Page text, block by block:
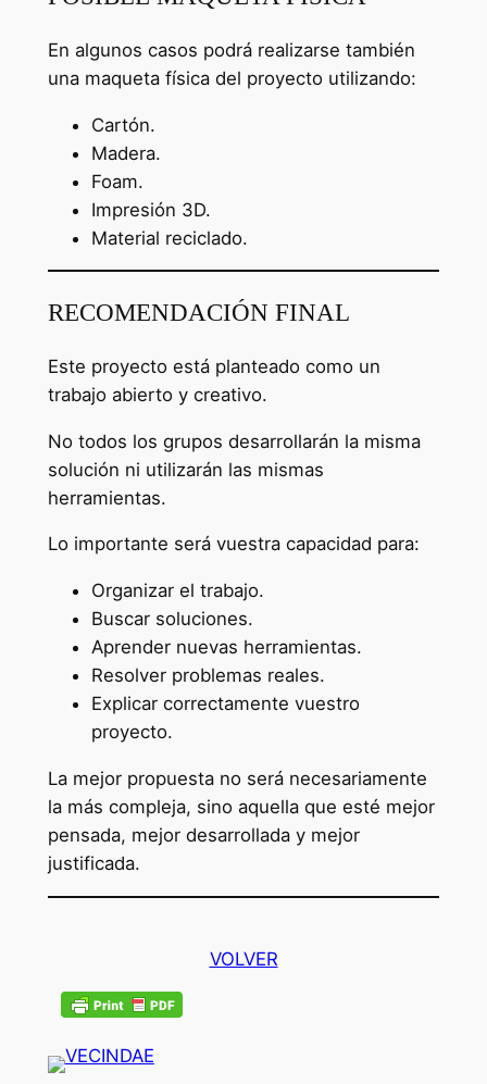
En algunos casos podrá realizarse también
una maqueta física del proyecto utilizando:
Cartón.
Madera.
Foam.
Impresión 3D.
Material reciclado.
RECOMENDACIÓN FINAL
Este proyecto está planteado como un
trabajo abierto y creativo.
No todos los grupos desarrollarán la misma
solución ni utilizarán las mismas
herramientas.
Lo importante será vuestra capacidad para:
Organizar el trabajo.
Buscar soluciones.
Aprender nuevas herramientas.
Resolver problemas reales.
Explicar correctamente vuestro
proyecto.
La mejor propuesta no será necesariamente
la más compleja, sino aquella que esté mejor
pensada, mejor desarrollada y mejor
justificada.
VOLVER